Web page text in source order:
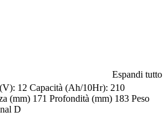
Espandi tutto
12 Capacità (Ah/10Hr): 210
(mm) 171 Profondità (mm) 183 Peso
D